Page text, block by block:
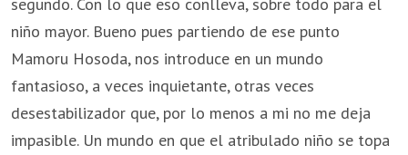
niño mayor. Bueno pues partiendo de ese punto
Mamoru Hosoda, nos introduce en un mundo
fantasioso, a veces inquietante, otras veces
desestabilizador que, por lo menos a mi no me deja
impasible. Un mundo en que el atribulado niño se topa